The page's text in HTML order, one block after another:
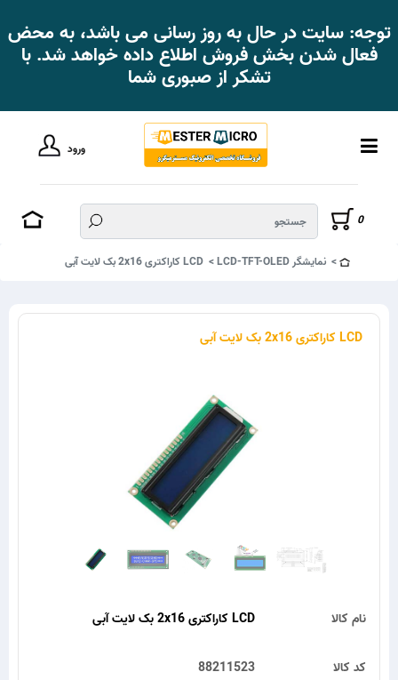
توجه: سایت در حال به روز رسانی می باشد، به محض
فعال شدن بخش فروش اطلاع داده خواهد شد. با
تشکر از صبوری شما
ورود
0
نمایشگر LCD-TFT-OLED LCD کاراکتری 2x16 بک لایت آبی
LCD کاراکتری 2x16 بک لایت آبی
LCD کاراکتری 2x16 بک لایت آبی نام کالا
88211523 کد کالا